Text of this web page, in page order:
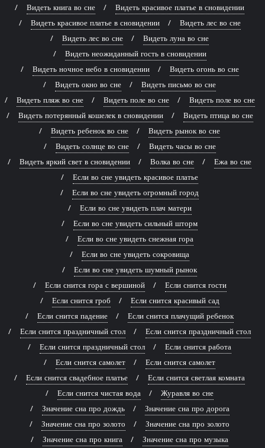
Видеть книга во сне
Видеть красивое платье в сновидении
Видеть красивое платье в сновидении
Видеть лес во сне
Видеть лес во сне
Видеть луна во сне
Видеть неожиданный гость в сновидении
Видеть ночное небо в сновидении
Видеть огонь во сне
Видеть окно во сне
Видеть письмо во сне
Видеть пляж во сне
Видеть поле во сне
Видеть поле во сне
Видеть потерянный кошелек в сновидении
Видеть птица во сне
Видеть ребенок во сне
Видеть рынок во сне
Видеть солнце во сне
Видеть часы во сне
Видеть яркий свет в сновидении
Волка во сне
Ежа во сне
Если во сне увидеть красивое платье
Если во сне увидеть огромный город
Если во сне увидеть плач матери
Если во сне увидеть сильный шторм
Если во сне увидеть снежная гора
Если во сне увидеть сокровища
Если во сне увидеть шумный рынок
Если снится гора с вершиной
Если снится гости
Если снится гроб
Если снится красивый сад
Если снится падение
Если снится плачущий ребенок
Если снится праздничный стол
Если снится праздничный стол
Если снится праздничный стол
Если снится работа
Если снится самолет
Если снится самолет
Если снится свадебное платье
Если снится светлая комната
Если снится чистая вода
Журавля во сне
Значение сна про дождь
Значение сна про дорога
Значение сна про золото
Значение сна про золото
Значение сна про книга
Значение сна про музыка